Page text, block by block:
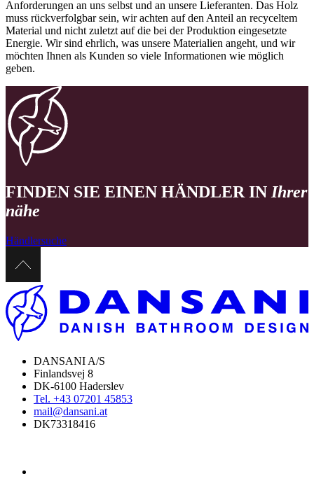
Anforderungen an uns selbst und an unsere Lieferanten. Das Holz
muss rückverfolgbar sein, wir achten auf den Anteil an recyceltem
Material und nicht zuletzt auf die bei der Produktion eingesetzte
Energie. Wir sind ehrlich, was unsere Materialien angeht, und wir
möchten Ihnen als Kunden so viele Informationen wie möglich
geben.
FINDEN SIE EINEN HÄNDLER IN Ihrer
nähe
Händlersuche
DANSANI A/S
Finlandsvej 8
DK-6100 Haderslev
Tel. +43 07201 45853
mail@dansani.at
DK73318416